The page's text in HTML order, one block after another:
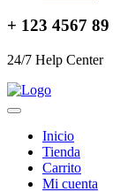
+ 123 4567 89
24/7 Help Center
Inicio
Tienda
Carrito
Mi cuenta